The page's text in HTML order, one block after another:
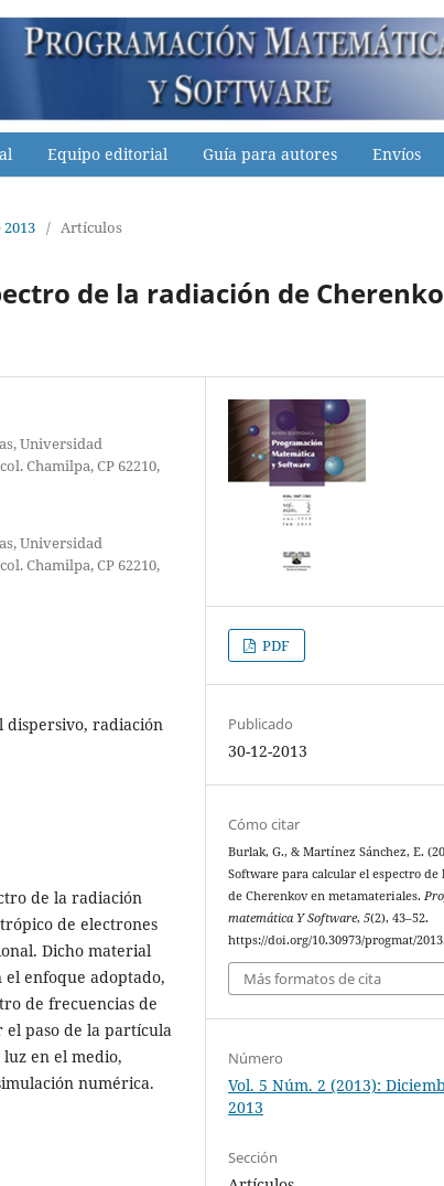
Equipo editorial Guía para autores Envíos
/ Artículos
de la radiación de
Universidad
Chamilpa, CP 62210,
Universidad
Chamilpa, CP 62210,
radiación
de la radiación
de electrones
Dicho material
enfoque adoptado,
de frecuencias de
el paso de la partícula
en el medio,
numérica.
PDF
Publicado
30-12-2013
Cómo citar
Burlak, G., & Martínez Sánchez, E.
Software para calcular el espectro
de Cherenkov en metamateriales.
matemática Y Software,5(2), 43–52.
https://doi.org/10.30973/progmat/
Más formatos de cita
Número
Vol. 5 Núm. 2 (2013):
2013
Sección